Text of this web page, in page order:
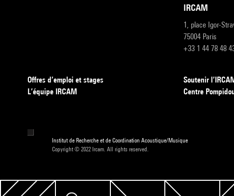
IRCAM
1, place Igor-
75004 Paris
+33 1 44 78 48
Offres d’emploi et stages
L’équipe IRCAM
Soutenir
Centre
Institut de Recherche et de Coordination Acoustique/Musique
Copyright © 2022 Ircam. All rights reserved.